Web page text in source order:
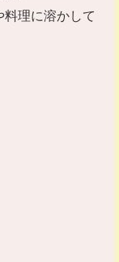
理に溶かして